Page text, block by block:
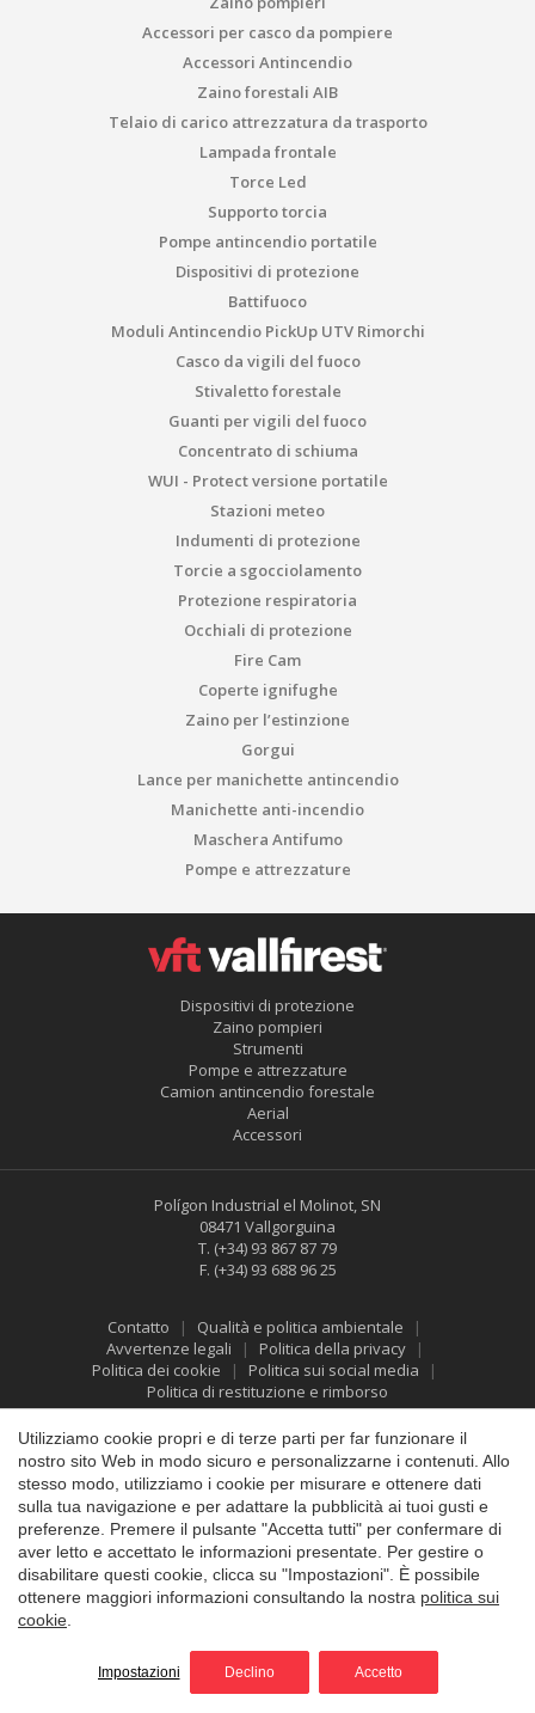
Accessori per casco da pompiere
Accessori Antincendio
Zaino forestali AIB
Telaio di carico attrezzatura da trasporto
Lampada frontale
Torce Led
Supporto torcia
Pompe antincendio portatile
Dispositivi di protezione
Battifuoco
Moduli Antincendio PickUp UTV Rimorchi
Casco da vigili del fuoco
Stivaletto forestale
Guanti per vigili del fuoco
Concentrato di schiuma
WUI - Protect versione portatile
Stazioni meteo
Indumenti di protezione
Torcie a sgocciolamento
Protezione respiratoria
Occhiali di protezione
Fire Cam
Coperte ignifughe
Zaino per l’estinzione
Gorgui
Lance per manichette antincendio
Manichette anti-incendio
Maschera Antifumo
Pompe e attrezzature
Dispositivi di protezione
Zaino pompieri
Strumenti
Pompe e attrezzature
Camion antincendio forestale
Aerial
Accessori
Polígon Industrial el Molinot, SN
08471 Vallgorguina
T. (+34) 93 867 87 79
F. (+34) 93 688 96 25
Contatto
Qualità e politica ambientale
Avvertenze legali
Politica della privacy
Politica dei cookie
Politica sui social media
Politica di restituzione e rimborso
All rights reserved
byiEstrategic
Utilizziamo cookie propri e di terze parti per far funzionare il
nostro sito Web in modo sicuro e personalizzarne i contenuti. Allo
stesso modo, utilizziamo i cookie per misurare e ottenere dati
sulla tua navigazione e per adattare la pubblicità ai tuoi gusti e
preferenze. Premere il pulsante "Accetta tutti" per confermare di
aver letto e accettato le informazioni presentate. Per gestire o
disabilitare questi cookie, clicca su "Impostazioni". È possibile
ottenere maggiori informazioni consultando la nostra politica sui
cookie
Impostazioni Declino Accetto
Salva impostazione Accetta tutti